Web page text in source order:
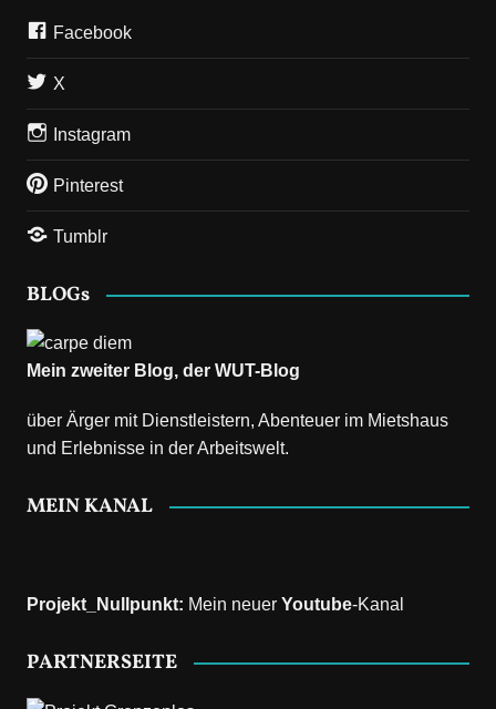
Facebook
X
Instagram
Pinterest
Tumblr
BLOGs
Mein zweiter Blog, der WUT-Blog
über Ärger mit Dienstleistern, Abenteuer im Mietshaus
und Erlebnisse in der Arbeitswelt.
MEIN KANAL
Projekt_Nullpunkt: Mein neuer Youtube-Kanal
PARTNERSEITE